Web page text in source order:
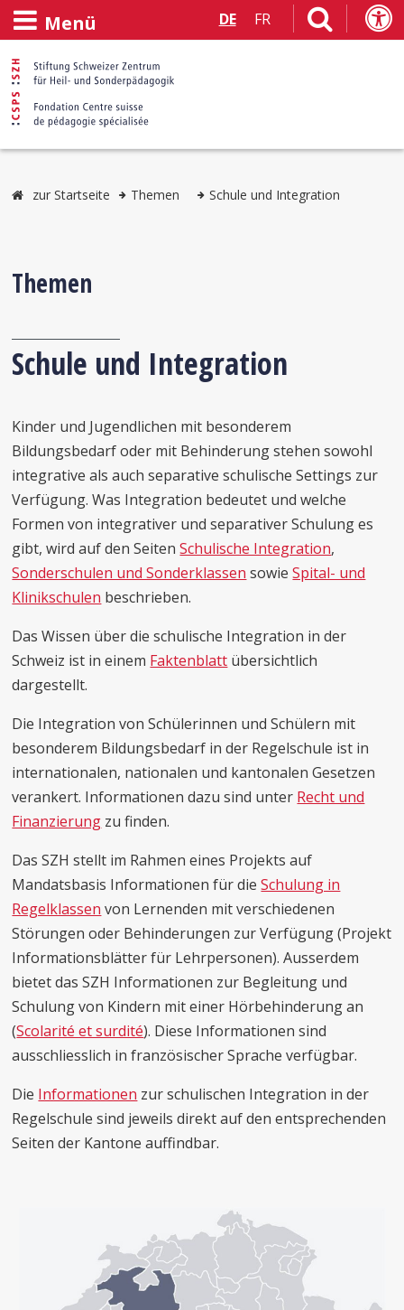
Menü DE FR
zur Startseite Themen Schule und Integration
Themen
Schule und Integration
Kinder und Jugendlichen mit besonderem
Bildungsbedarf oder mit Behinderung stehen sowohl
integrative als auch separative schulische Settings zur
Verfügung. Was Integration bedeutet und welche
Formen von integrativer und separativer Schulung es
gibt, wird auf den SeitenSchulische Integration,
Sonderschulen und Sonderklassen sowieSpital- und
Klinikschulen beschrieben.
Das Wissen über die schulische Integration in der
Schweiz ist in einem Faktenblatt übersichtlich
dargestellt.
Die Integration von Schülerinnen und Schülern mit
besonderem Bildungsbedarf in der Regelschule ist in
internationalen, nationalen und kantonalen Gesetzen
verankert. Informationen dazu sind unter Recht und
Finanzierung zu finden.
Das SZH stellt im Rahmen eines Projekts auf
Mandatsbasis Informationen für dieSchulung in
Regelklassen von Lernenden mit verschiedenen
Störungen oder Behinderungen zur Verfügung (Projekt
Informationsblätter für Lehrpersonen). Ausserdem
bietet das SZH Informationen zur Begleitung und
Schulung von Kindern mit einer Hörbehinderung an
(Scolarité et surdité). Diese Informationen sind
ausschliesslich in französischer Sprache verfügbar.
Die Informationen zur schulischen Integration in der
Regelschule sind jeweils direkt auf den entsprechenden
Seiten der Kantone auffindbar.